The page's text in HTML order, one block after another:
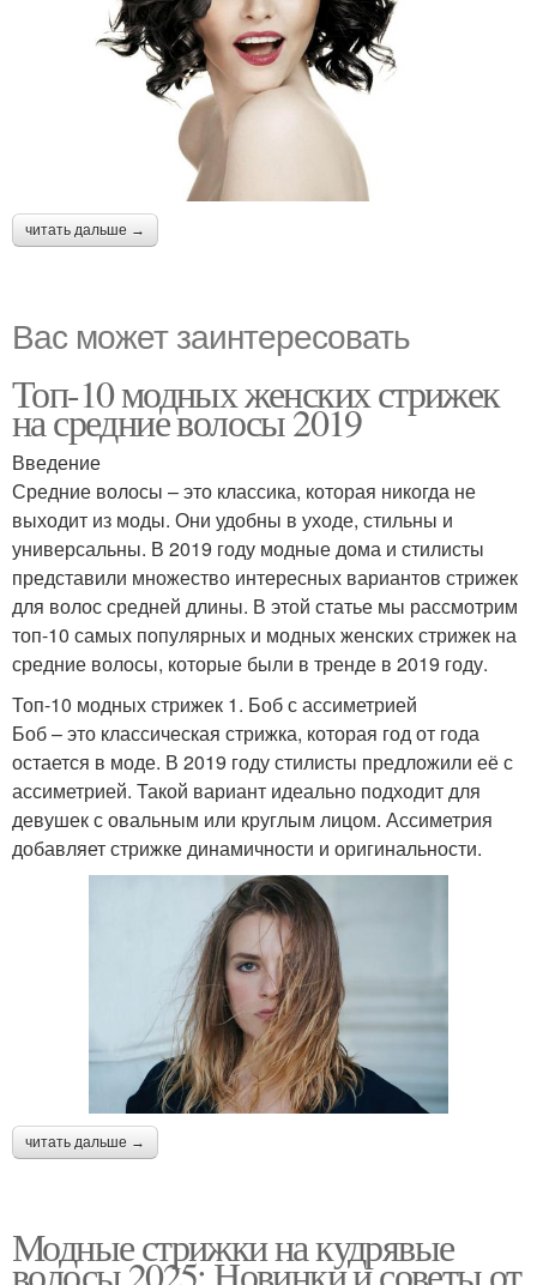
читать дальше →
Вас может заинтересовать
Топ-10 модных женских стрижек
на средние волосы 2019
Введение
Средние волосы – это классика, которая никогда не
выходит из моды. Они удобны в уходе, стильны и
универсальны. В 2019 году модные дома и стилисты
представили множество интересных вариантов стрижек
для волос средней длины. В этой статье мы рассмотрим
топ-10 самых популярных и модных женских стрижек на
средние волосы, которые были в тренде в 2019 году.
Топ-10 модных стрижек 1. Боб с ассиметрией
Боб – это классическая стрижка, которая год от года
остается в моде. В 2019 году стилисты предложили её с
ассиметрией. Такой вариант идеально подходит для
девушек с овальным или круглым лицом. Ассиметрия
добавляет стрижке динамичности и оригинальности.
читать дальше →
Модные стрижки на кудрявые